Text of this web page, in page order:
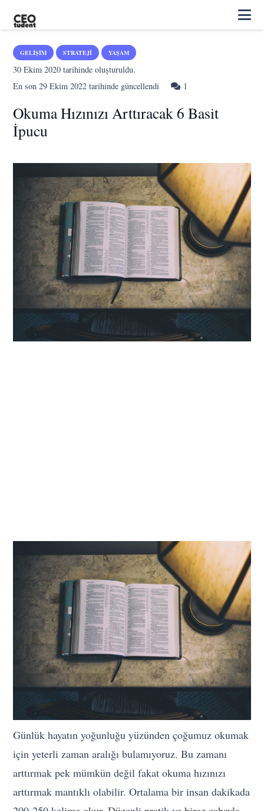
GELIŞIM STRATEJI YAŞAM
30 Ekim 2020 tarihinde oluşturuldu.
En son29 Ekim 2022 tarihinde güncellendi 1
Okuma Hızınızı Arttıracak 6 Basit
İpucu
Günlük hayatın yoğunluğu yüzünden çoğumuz okumak
için yeterli zaman aralığı bulamıyoruz. Bu zamanı
arttırmak pek mümkün değil fakat okuma hızınızı
arttırmak mantıklı olabilir. Ortalama bir insan dakikada